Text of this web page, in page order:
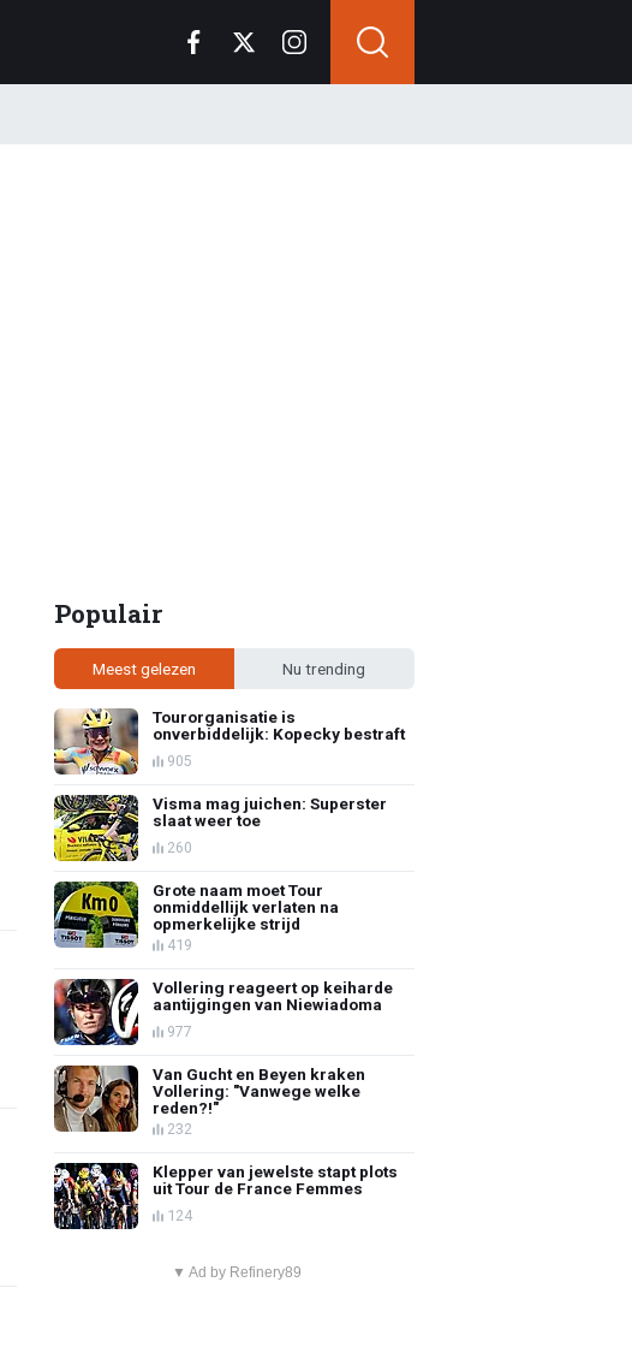
Populair
Meest gelezen Nu trending
Tourorganisatie is
onverbiddelijk: Kopecky bestraft
905
Visma mag juichen: Superster
slaat weer toe
260
Grote naam moet Tour
onmiddellijk verlaten na
opmerkelijke strijd
419
Vollering reageert op keiharde
aantijgingen van Niewiadoma
977
Van Gucht en Beyen kraken
Vollering: "Vanwege welke
reden?!"
232
Klepper van jewelste stapt plots
uit Tour de France Femmes
124
▼ Ad by Refinery89